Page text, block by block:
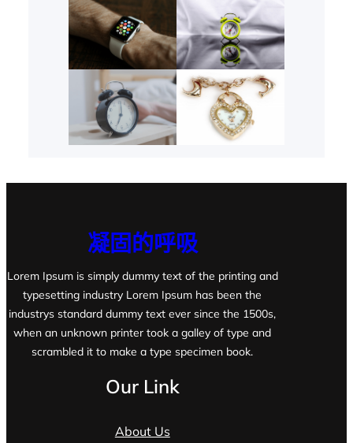
凝固的呼吸
Lorem Ipsum is simply dummy text of the printing and
typesetting industry Lorem Ipsum has been the
industrys standard dummy text ever since the 1500s,
when an unknown printer took a galley of type and
scrambled it to make a type specimen book.
Our Link
About Us